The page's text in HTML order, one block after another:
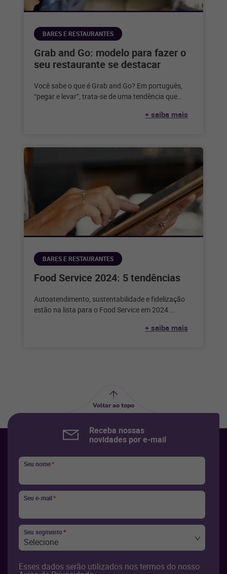
BARES E RESTAURANTES
Grab and Go: modelo para fazer o
seu restaurante se destacar
Você sabe o que é Grab and Go? Em português,
“pegar e levar”, trata-se de uma tendência que
+ saiba mais
BARES E RESTAURANTES
Food Service 2024: 5 tendências
Autoatendimento, sustentabilidade e fidelização
estão na lista para o Food Service em 2024.
+ saiba mais
Voltar ao topo
Receba nossas
novidades por e-mail
Seu nome*
Seu e-mail*
Seu segmento*
Selecione
Esses dados serão utilizados nos termos do nosso